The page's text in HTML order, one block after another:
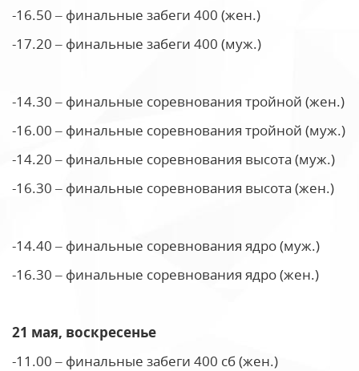
-16.50 – финальные забеги 400 (жен.)
-17.20 – финальные забеги 400 (муж.)
-14.30 – финальные соревнования тройной (жен.)
-16.00 – финальные соревнования тройной (муж.)
-14.20 – финальные соревнования высота (муж.)
-16.30 – финальные соревнования высота (жен.)
-14.40 – финальные соревнования ядро (муж.)
-16.30 – финальные соревнования ядро (жен.)
21 мая, воскресенье
-11.00 – финальные забеги 400 сб (жен.)